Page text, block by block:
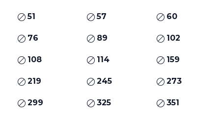
51 57 60
76 89 102
108 114 159
219 245 273
299 325 351